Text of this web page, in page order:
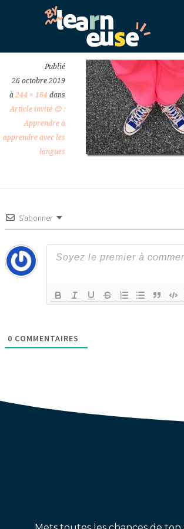
Previous
Publié
26 octobre 2019
à 244 × 164 dans
Article invité 😊 :
Apprendre à
apprendre avec les
langues
S’abonner
0 COMMENTAIRES